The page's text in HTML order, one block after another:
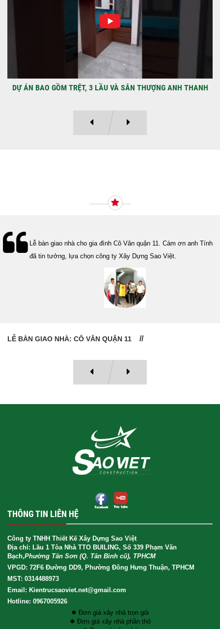
LạcGia chủ: Anh Kỳ Xây Dựng Sao Việt chính
thức hoàn tất và...
DỰ ÁN BAO GỒM TRỆT, 3 LẦU VÀ SÂN THƯỢNG ANH THANH
Lễ bàn giao nhà cho gia đình Cô Vân quận 11. Cám ơn anh Tính
đã tin tưởng, lựa chọn công ty Xây Dựng Sao Việt.
LỄ BÀN GIAO NHÀ: CÔ VÂN QUẬN 11
THÔNG TIN LIÊN HỆ
Công ty TNHH Thiết Kế Xây Dựng Sao Việt
Địa chỉ: Lầu 1 Tòa Nhà TTO BUILING, Số 339 Phạm Văn
Bạch,Phường Tân Sơn (Q. Tân Bình cũ), TPHCM
VPGD: 72F6 Đường DD9, Phường Đông Hưng Thuận, TPHCM
MST: 0314488973
Email: Kientrucsaoviet.net@gmail.com
Hotline: 0967005926
✸ Đơn giá xây nhà trọn gói
✸ Đơn giá xây nhà phần thô